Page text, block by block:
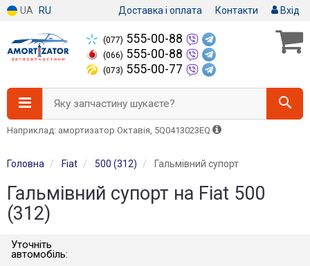
UA RU Доставка і оплата Контакти Вхід
(077) 555-00-88
(066) 555-00-88
(073) 555-00-77
Яку запчастину шукаєте?
Наприклад: амортизатор Октавія, 5Q0413023EQ
Головна Fiat 500 (312) Гальмівний супорт
Гальмівний супорт на Fiat 500
(312)
Уточніть
автомобіль: